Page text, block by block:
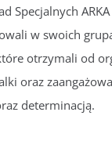
Specjalnych
w swoich
otrzymali od
oraz
determinacją.